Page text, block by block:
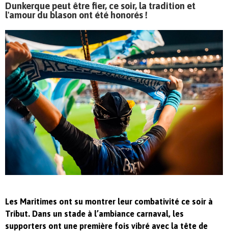
Dunkerque peut être fier, ce soir, la tradition et
l'amour du blason ont été honorés !
Les Maritimes ont su montrer leur combativité ce soir à
Tribut. Dans un stade à l’ambiance carnaval, les
supporters ont une première fois vibré avec la tête de